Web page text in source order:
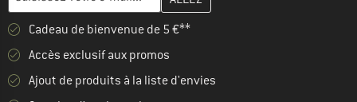
Cadeau de bienvenue de 5 €**
Accès exclusif aux promos
Ajout de produits à la liste d'envies